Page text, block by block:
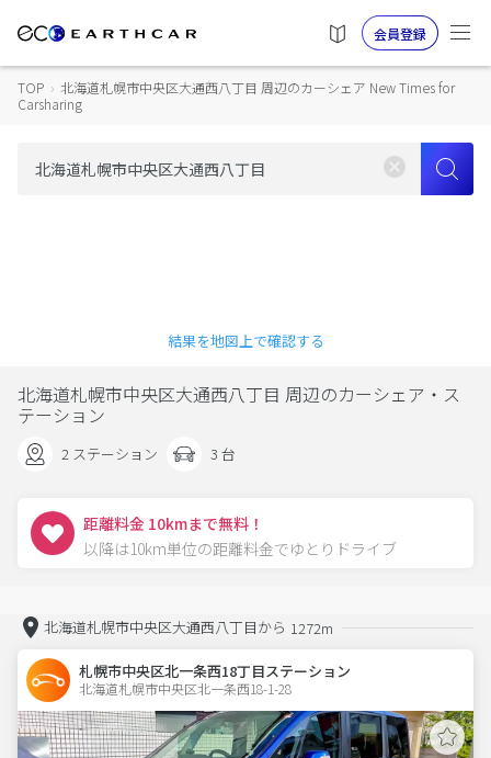
会員登録
TOP › 北海道札幌市中央区大通西八丁目 周辺のカーシェア New Times for
Carsharing
結果を地図上で確認する
北海道札幌市中央区大通西八丁目 周辺のカーシェア・ス
テーション
2 ステーション 3 台
距離料金 10kmまで無料！
以降は10km単位の距離料金でゆとりドライブ
北海道札幌市中央区大通西八丁目から 1272m
札幌市中央区北一条西18丁目ステーション
北海道札幌市中央区北一条西18-1-28